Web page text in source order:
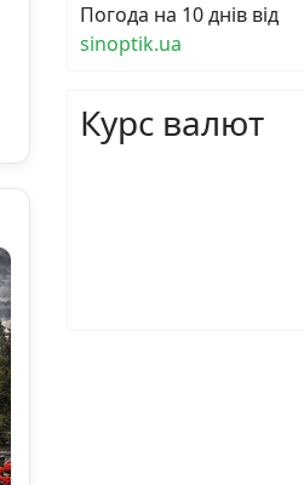
Погода на 10 днів від
sinoptik.ua
Курс валют